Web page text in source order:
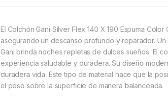
El Colchón Gani Silver Flex 140 X 190 Espuma
asegurando un descanso profundo y reparador.
Gani brinda noches repletas de dulces sueños. El
experiencia saludable y duradera. Su diseño
duradera vida. Este tipo de material hace que la
el peso sobre la superficie de manera balanceada.